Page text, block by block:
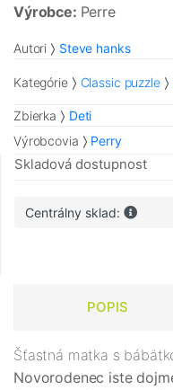
Výrobce: Perre
Autori Steve hanks
Kategórie Classic puzzle
Zbierka
Deti
Výrobcovia
Perry
Skladová dostupnost
Centrálny sklad:
POPIS
Šťastná matka s
Novorodenec iste